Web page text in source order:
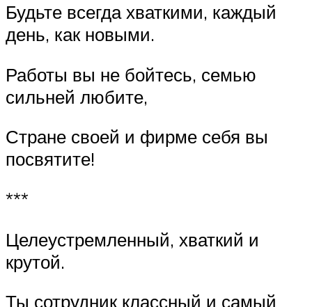
Будьте всегда хваткими, каждый
день, как новыми.
Работы вы не бойтесь, семью
сильней любите,
Стране своей и фирме себя вы
посвятите!
***
Целеустремленный, хваткий и
крутой.
Ты сотрудник классный и самый